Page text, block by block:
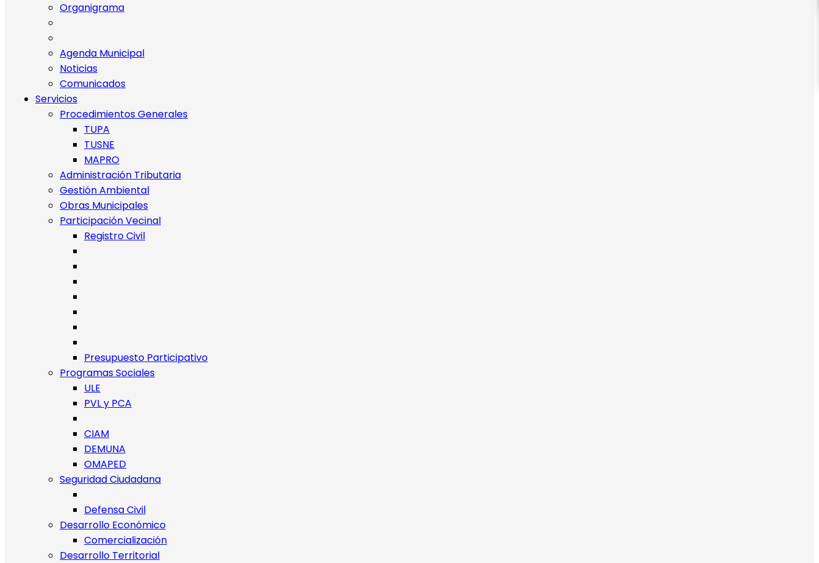
Organigrama
Agenda Municipal
Noticias
Comunicados
Servicios
Procedimientos Generales
TUPA
TUSNE
MAPRO
Administración Tributaria
Gestión Ambiental
Obras Municipales
Participación Vecinal
Registro Civil
Presupuesto Participativo
Programas Sociales
ULE
PVL y PCA
CIAM
DEMUNA
OMAPED
Seguridad Ciudadana
Defensa Civil
Desarrollo Económico
Comercialización
Desarrollo Territorial